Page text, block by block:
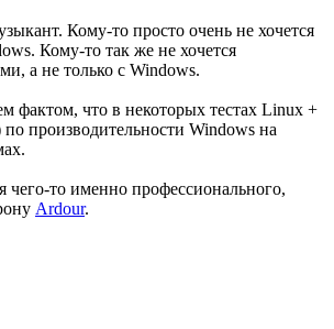
Кому-то просто очень не хочется
Кому-то так же не хочется
а не только с Windows.
фактом, что в некоторых тестах Linux +
производительности Windows на
чего-то именно профессионального,
Ardour.